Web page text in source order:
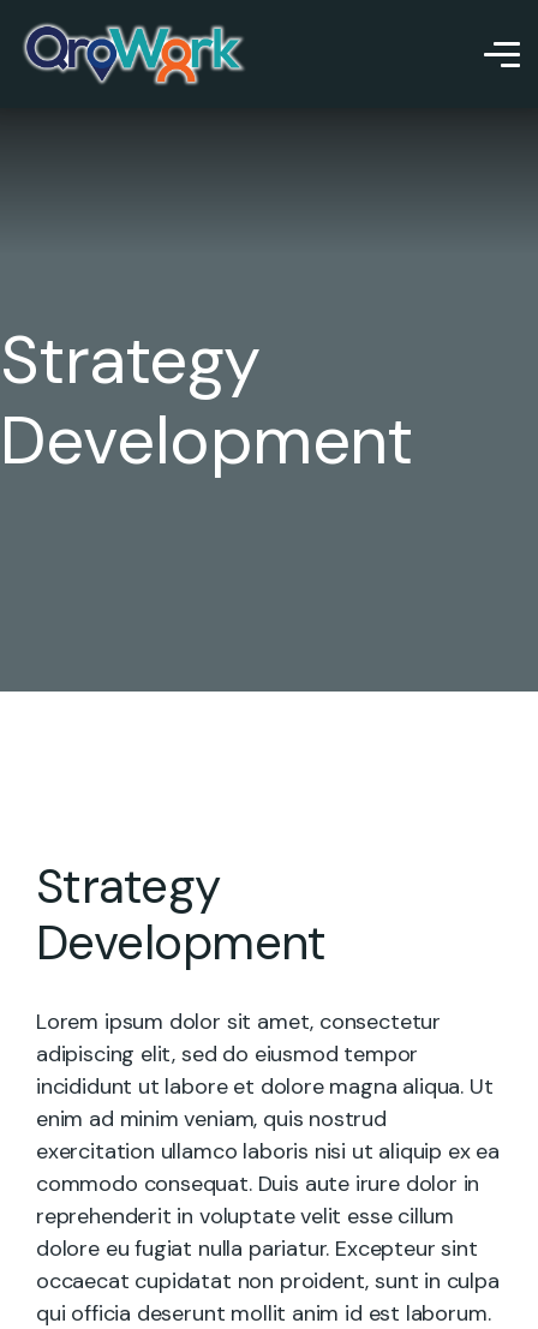
Strategy
Development
Strategy
Development
Lorem ipsum dolor sit amet, consectetur
adipiscing elit, sed do eiusmod tempor
incididunt ut labore et dolore magna aliqua. Ut
enim ad minim veniam, quis nostrud
exercitation ullamco laboris nisi ut aliquip ex ea
commodo consequat. Duis aute irure dolor in
reprehenderit in voluptate velit esse cillum
dolore eu fugiat nulla pariatur. Excepteur sint
occaecat cupidatat non proident, sunt in culpa
qui officia deserunt mollit anim id est laborum.